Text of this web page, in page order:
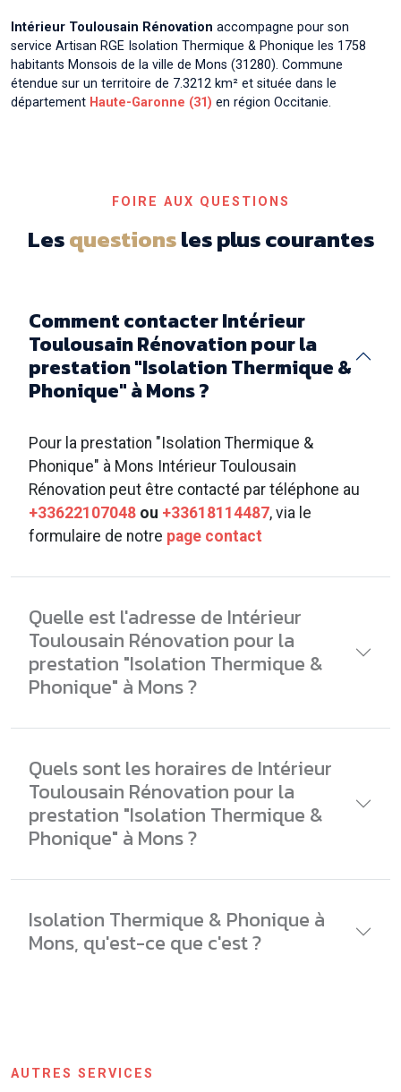
Aussonne
Artisan RGE Isolation Thermique & Phonique à
Auterive
Artisan RGE Isolation Thermique & Phonique à
Artisan RGE Isolation Thermique & Phonique à
Intérieur Toulousain Rénovation accompagne pour son
service Artisan RGE Isolation Thermique & Phonique les 1758
habitants Monsois de la ville de Mons (31280). Commune
étendue sur un territoire de 7.3212 km² et située dans le
département Haute-Garonne (31) en région Occitanie.
FOIRE AUX QUESTIONS
Lesquestionsles plus courantes
Comment contacter Intérieur
Toulousain Rénovation pour la
prestation "Isolation Thermique &
Phonique" à Mons ?
Pour la prestation "Isolation Thermique &
Phonique" à Mons Intérieur Toulousain
Rénovation peut être contacté par téléphone au
+33622107048 ou +33618114487, via le
formulaire de notre page contact
Quelle est l'adresse de Intérieur
Toulousain Rénovation pour la
prestation "Isolation Thermique &
Phonique" à Mons ?
Quels sont les horaires de Intérieur
Toulousain Rénovation pour la
prestation "Isolation Thermique &
Phonique" à Mons ?
Isolation Thermique & Phonique à
Mons, qu'est-ce que c'est ?
AUTRES SERVICES